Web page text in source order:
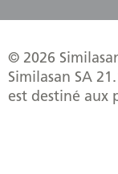
© 2026
Similasan SA
est destiné aux